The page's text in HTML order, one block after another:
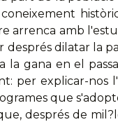
arrenca amb
dilatar la
la gana en el
per explicar-nos
que
després de